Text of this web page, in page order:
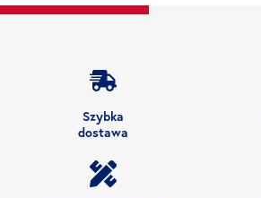
Szybka
dostawa